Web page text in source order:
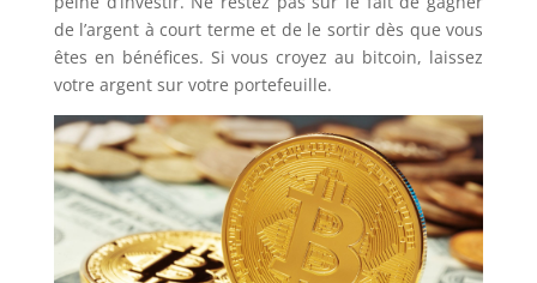
de l’argent à court terme et de le sortir dès que vous
êtes en bénéfices. Si vous croyez au bitcoin, laissez
votre argent sur votre portefeuille.